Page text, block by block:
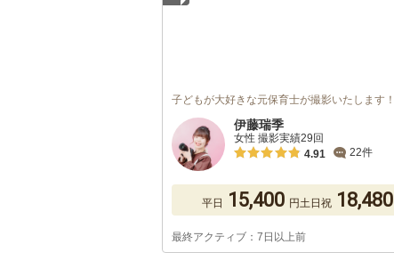
子どもが大好きな元保育士が撮影いたします！
伊藤瑞季
女性 撮影実績29回
4.91
22件
平日 15,400 円土日祝 18,480
最終アクティブ：7日以上前